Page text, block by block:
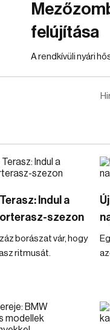
felújítása
A rendkívüli nyári
Indul a
szezon
borászat vár, hogy
ritmusát.